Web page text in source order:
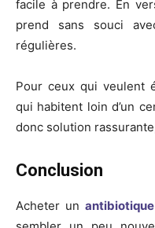
facile à prendre. En
prend sans souci
régulières.
Pour ceux qui veulent
qui habitent loin d’un
donc solution
Conclusion
Acheter un